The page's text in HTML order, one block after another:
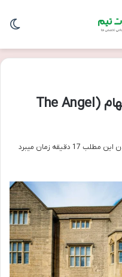
هتل آنجل اند رویال گرانتهام (The Angel
17 دقیقه زمان میبرد